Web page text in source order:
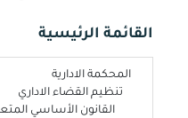
القائمة الرئيسية
المحكمة الادارية
تنظيم القضاء الاداري
القانون الأساسي